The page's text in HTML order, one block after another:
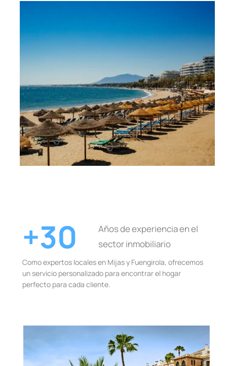
+30
Años de experiencia en el
sector inmobiliario
Como expertos locales en Mijas y Fuengirola, ofrecemos
un servicio personalizado para encontrar el hogar
perfecto para cada cliente.